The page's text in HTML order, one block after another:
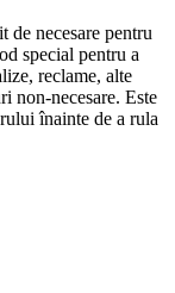
de necesare pentru
special pentru a
reclame, alte
non-necesare. Este
înainte de a rula